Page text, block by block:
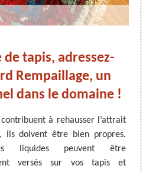
, REMPAILLAGE -
59 NORD
de tapis, adressez-
Rempaillage, un
dans le domaine !
à rehausser l’attrait
ils doivent être bien propres.
liquides peuvent être
versés sur vos tapis et
Le
pour